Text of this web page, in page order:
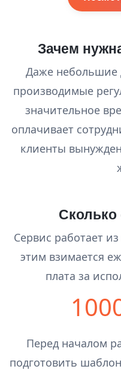
Зачем
Даже небольшие
производимые
значительное
оплачивает
клиенты
Сколько
Сервис работает
этим взимается
плата за
Перед началом
подготовить